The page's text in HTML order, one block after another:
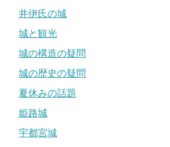
井伊氏の城
城と観光
城の構造の疑問
城の歴史の疑問
夏休みの話題
姫路城
宇都宮城